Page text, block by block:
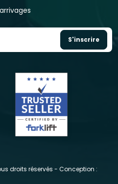
S'inscrire
droits réservés - Conception :